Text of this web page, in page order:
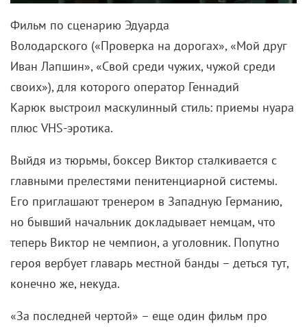
Фильм по сценарию Эдуарда
Володарского («Проверка на дорогах», «Мой друг
Иван Лапшин», «Свой среди чужих, чужой среди
своих»), для которого оператор Геннадий
Карюк выстроил маскулинный стиль: приемы нуара
плюс VHS-эротика.
Выйдя из тюрьмы, боксер Виктор сталкивается с
главными прелестями пенитенциарной системы.
Его приглашают тренером в Западную Германию,
но бывший начальник докладывает немцам, что
теперь Виктор не чемпион, а уголовник. Попутно
героя вербует главарь местной банды – деться тут,
конечно же, некуда.
«За последней чертой» – еще один фильм про